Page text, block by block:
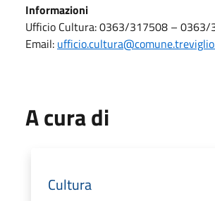
Informazioni
Ufficio Cultura: 0363/317508 – 0363/
Email:
A cura di
Cultura